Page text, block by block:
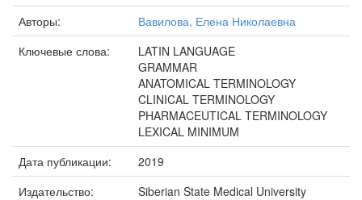
Авторы:
Вавилова, Елена Николаевна
Ключевые слова:
LATIN LANGUAGE
GRAMMAR
ANATOMICAL TERMINOLOGY
CLINICAL TERMINOLOGY
PHARMACEUTICAL TERMINOLOGY
LEXICAL MINIMUM
Дата публикации:
2019
Издательство:
Siberian State Medical University